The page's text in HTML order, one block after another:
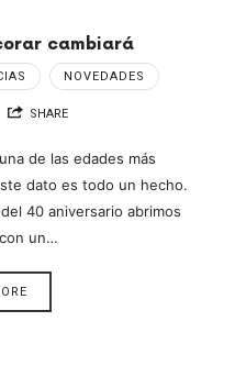
cambiará
NOVEDADES
SHARE
de las edades más
dato es todo un hecho.
40 aniversario abrimos
un…